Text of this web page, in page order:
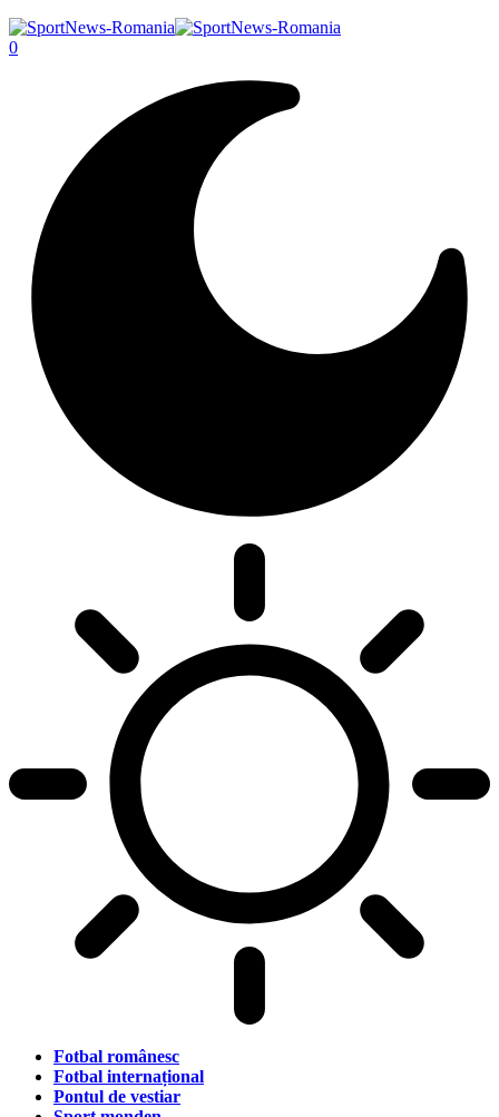
0
Fotbal românesc
Fotbal internațional
Pontul de vestiar